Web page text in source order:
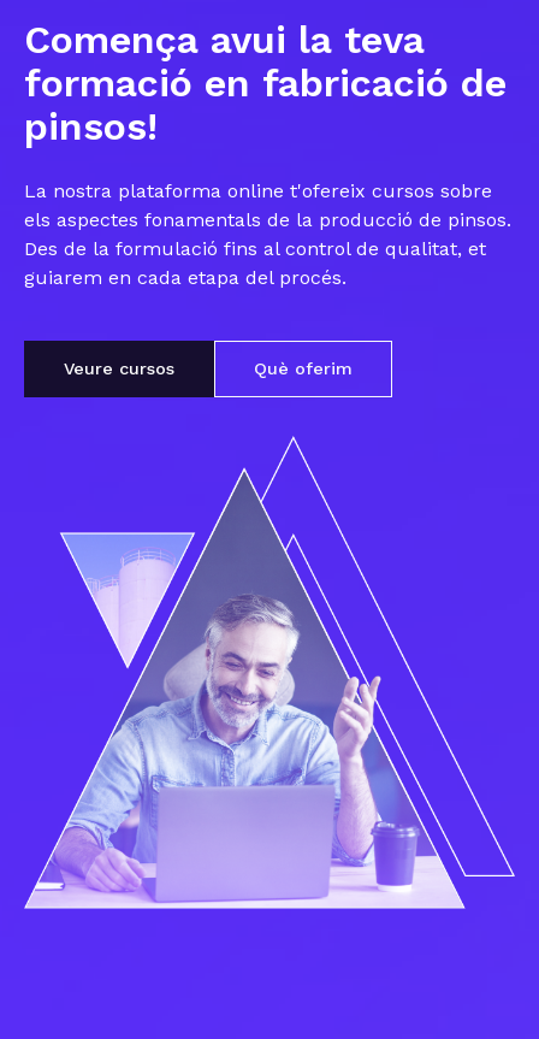
Comença avui la teva
formació en fabricació de
pinsos!
La nostra plataforma online t'ofereix cursos sobre
els aspectes fonamentals de la producció de pinsos.
Des de la formulació fins al control de qualitat, et
guiarem en cada etapa del procés.
Veure cursos Què oferim